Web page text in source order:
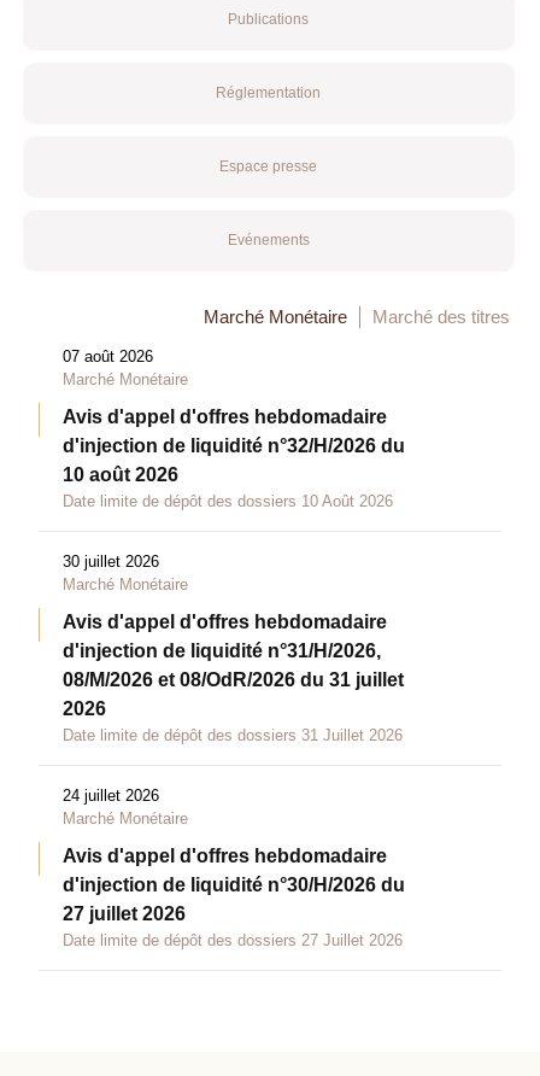
Publications
Réglementation
Espace presse
Evénements
Marché Monétaire Marché des titres
07 août 2026
Marché Monétaire
Avis d'appel d'offres hebdomadaire
d'injection de liquidité n°32/H/2026 du
10 août 2026
Date limite de dépôt des dossiers 10 Août 2026
30 juillet 2026
Marché Monétaire
Avis d'appel d'offres hebdomadaire
d'injection de liquidité n°31/H/2026,
08/M/2026 et 08/OdR/2026 du 31 juillet
2026
Date limite de dépôt des dossiers 31 Juillet 2026
24 juillet 2026
Marché Monétaire
Avis d'appel d'offres hebdomadaire
d'injection de liquidité n°30/H/2026 du
27 juillet 2026
Date limite de dépôt des dossiers 27 Juillet 2026